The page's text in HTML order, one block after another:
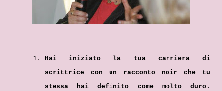
Hai iniziato la tua carriera di
scrittrice con un racconto noir che tu
stessa hai definito come molto duro.